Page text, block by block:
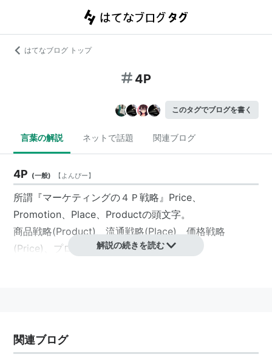
はてなブログ トップ
4P
このタグでブログを書く
言葉の解説 ネットで話題 関連ブログ
4P (一般) 【よんぴー】
所謂『マーケティングの４Ｐ戦略』Price、
Promotion、Place、Productの頭文字。
商品戦略(Product)、流通戦略(Place)、価格戦略
(Price)、プロモーション戦略(Promotion)。
3CI…Command、Communication、Computer、
Intelligence
解説の続きを読む
関連ブログ